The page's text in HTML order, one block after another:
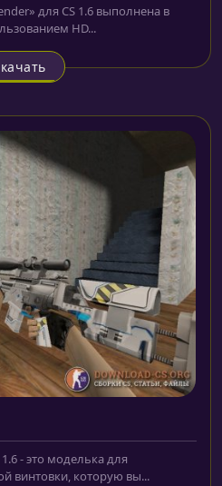
для CS 1.6 выполнена в
HD...
1.6 - это моделька для
винтовки, которую вы...